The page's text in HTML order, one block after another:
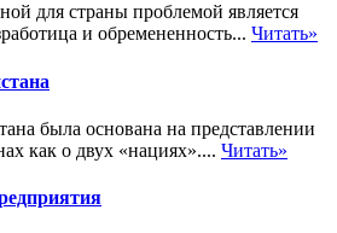
для страны проблемой является
и обремененность... Читать»
была основана на представлении
как о двух «нациях».... Читать»